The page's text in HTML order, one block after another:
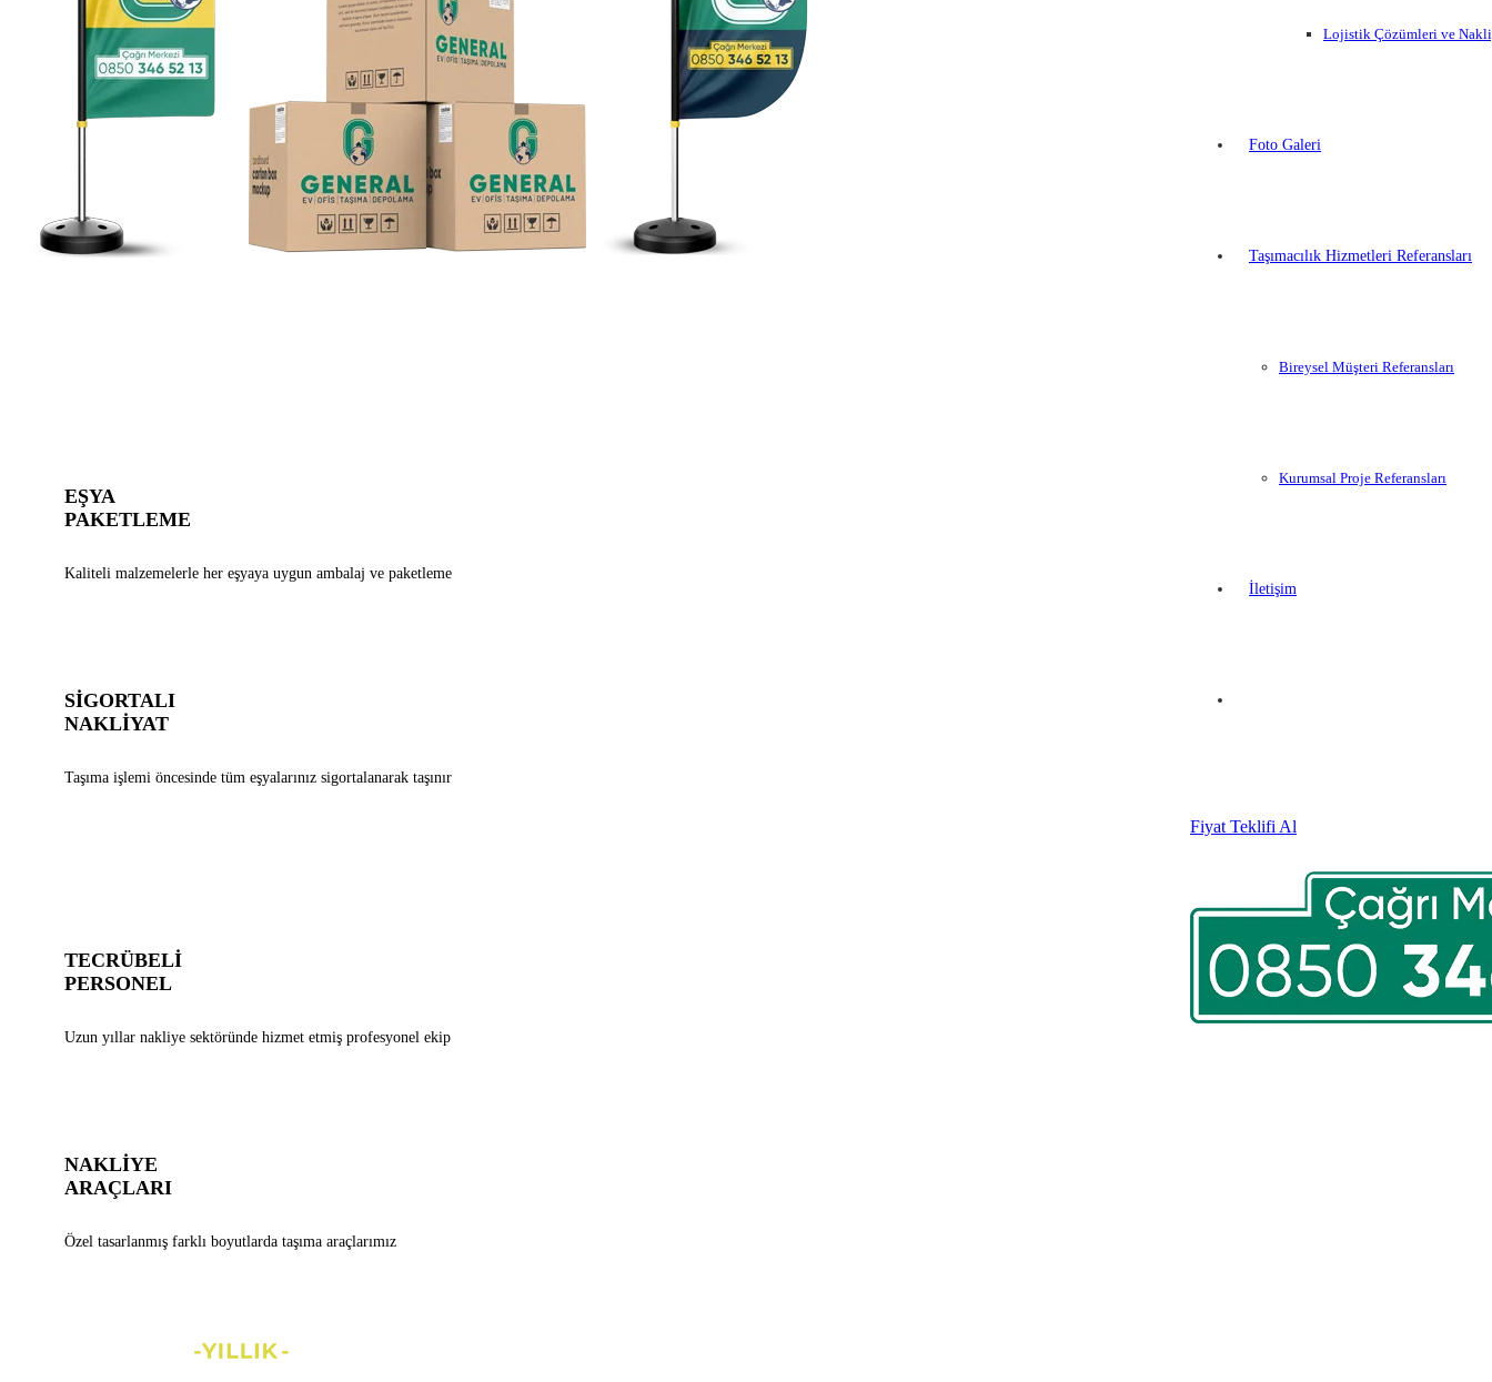
Lojistik Çözümleri ve
Foto Galeri
Taşımacılık Hizmetleri Referansları
Bireysel Müşteri Referansları
Kurumsal Proje Referansları
İletişim
Fiyat Teklifi Al
EŞYA
PAKETLEME
Kaliteli malzemelerle her eşyaya uygun ambalaj ve paketleme
SİGORTALI
NAKLİYAT
Taşıma işlemi öncesinde tüm eşyalarınız sigortalanarak taşınır
TECRÜBELİ
PERSONEL
Uzun yıllar nakliye sektöründe hizmet etmiş profesyonel ekip
NAKLİYE
ARAÇLARI
Özel tasarlanmış farklı boyutlarda taşıma araçlarımız